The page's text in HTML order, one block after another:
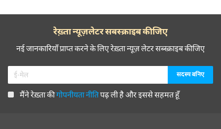
रेख़्ता न्यूज़लेटर सबस्क्राइब कीजिए
नई जानकारियाँ प्राप्त करने के लिए रेख़्ता न्यूज़ लेटर सब्स्क्राइब कीजिए
मैंने रेख़्ता कीगोपनीयता नीतिपढ़ ली है और इससे सहमत हूँ